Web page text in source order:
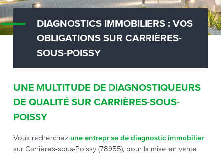
DIAGNOSTICS IMMOBILIERS : VOS
OBLIGATIONS SUR CARRIÈRES-
SOUS-POISSY
UNE MULTITUDE DE DIAGNOSTIQUEURS
DE QUALITÉ SUR CARRIÈRES-SOUS-
POISSY
Vous recherchez une entreprise de diagnostic immobilier
sur Carrières-sous-Poissy (78955), pour la mise en vente